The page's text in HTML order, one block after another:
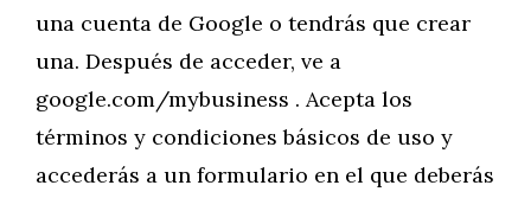
una cuenta de Google o tendrás que crear
una. Después de acceder, ve a
google.com/mybusiness . Acepta los
términos y condiciones básicos de uso y
accederás a un formulario en el que deberás